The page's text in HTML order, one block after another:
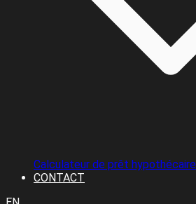
Calculateur de prêt hypothécaire
CONTACT